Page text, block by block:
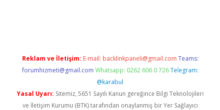
Reklam ve İletişim: E-mail: backlinkpaneli@gmail.com Teams:
forumhizmeti@gmail.com Whatsapp: 0262 606 0 726 Telegram:
@karabul
Yasal Uyarı: Sitemiz, 5651 Sayılı Kanun gereğince Bilgi Teknolojileri
ve İletişim Kurumu (BTK) tarafından onaylanmış bir Yer Sağlayıcı